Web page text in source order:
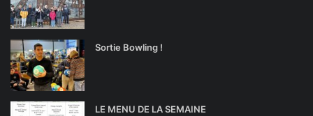
Sortie Bowling !
LE MENU DE LA SEMAINE